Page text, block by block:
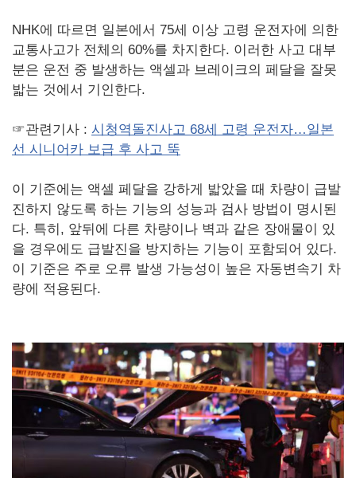
NHK에 따르면 일본에서 75세 이상 고령 운전자에 의한
교통사고가 전체의 60%를 차지한다. 이러한 사고 대부
분은 운전 중 발생하는 액셀과 브레이크의 페달을 잘못
밟는 것에서 기인한다.
☞관련기사 : 시청역돌진사고 68세 고령 운전자…일본
선 시니어카 보급 후 사고 뚝
이 기준에는 액셀 페달을 강하게 밟았을 때 차량이 급발
진하지 않도록 하는 기능의 성능과 검사 방법이 명시된
다. 특히, 앞뒤에 다른 차량이나 벽과 같은 장애물이 있
을 경우에도 급발진을 방지하는 기능이 포함되어 있다.
이 기준은 주로 오류 발생 가능성이 높은 자동변속기 차
량에 적용된다.